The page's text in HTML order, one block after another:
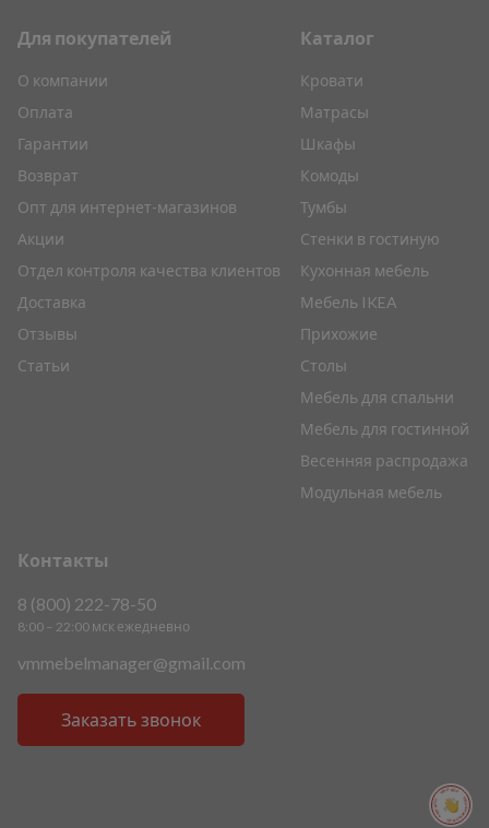
ПОМОЩЬ ПОМОЩЬ ПОМОЩЬ ПОМОЩЬ
Контакты
8 (800) 222-78-50
8:00 – 22:00 мск ежедневно
vmmebelmanager@gmail.com
Заказать звонок
Каталог
Кровати
Матрасы
Шкафы
Комоды
Тумбы
Стенки в гостиную
Кухонная мебель
Мебель IKEA
Прихожие
Столы
Мебель для спальни
Мебель для гостинной
Весенняя распродажа
Модульная мебель
Для покупателей
О компании
Оплата
Гарантии
Возврат
Опт для интернет-магазинов
Акции
Отдел контроля качества клиентов
Доставка
Отзывы
Статьи